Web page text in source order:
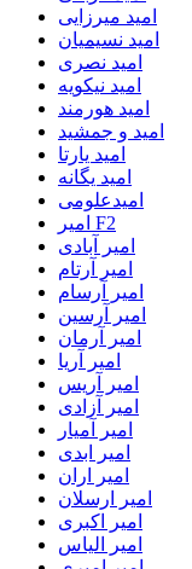
امید میرزایی
امید نسیمیان
امید نصری
امید نیکویه
امید هورمند
امید و جمشید
امید یارتا
امید یگانه
امیدعلومی
امیر F2
امیر آبادی
امیر آرتام
امیر آرسام
امیر آرسین
امیر آرمان
امیر آریا
امیر آریس
امیر آزادی
امیر آمیار
امیر ابدی
امیر اران
امیر ارسلان
امیر اکبری
امیر الیاس